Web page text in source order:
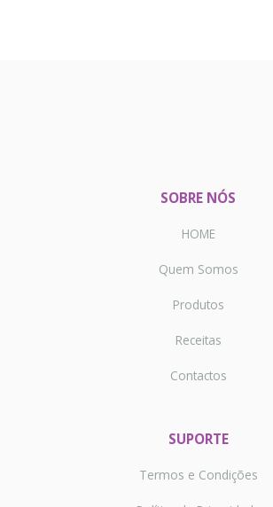
SOBRE NÓS
HOME
Quem Somos
Produtos
Receitas
Contactos
SUPORTE
Termos e Condições